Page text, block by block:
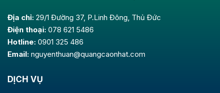
Địa chỉ: 29/1 Đường 37, P.Linh Đông, Thủ Đức
Điện thoại: 078 621 5486
Hotline: 0901 325 486
Email: nguyenthuan@quangcaonhat.com
DỊCH VỤ